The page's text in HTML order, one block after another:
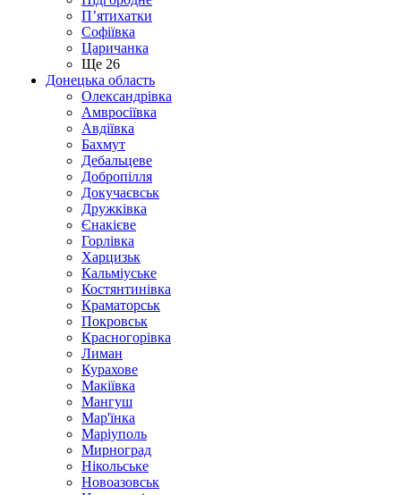
П’ятихатки
Софіївка
Царичанка
Ще 26
Донецька область
Олександрівка
Амвросіївка
Авдіївка
Бахмут
Дебальцеве
Добропілля
Докучаєвськ
Дружківка
Єнакієве
Горлівка
Харцизьк
Кальміуське
Костянтинівка
Краматорськ
Покровськ
Красногорівка
Лиман
Курахове
Макіївка
Мангуш
Мар'їнка
Маріуполь
Мирноград
Нікольське
Новоазовськ